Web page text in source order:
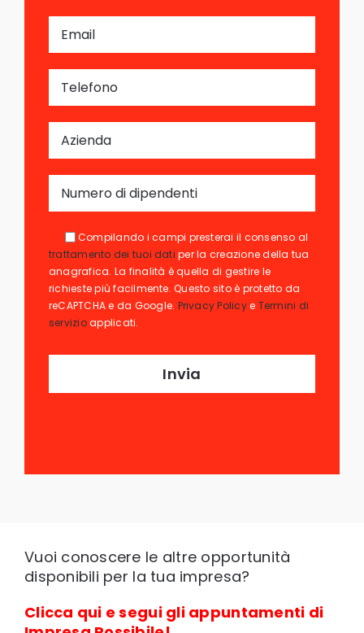
Compilando i campi presterai il consenso al
trattamento dei tuoi dati per la creazione della tua
anagrafica. La finalità è quella di gestire le
richieste più facilmente. Questo sito è protetto da
reCAPTCHA e da Google. Privacy Policye Termini di
servizioapplicati.
Vuoi conoscere le altre opportunità
disponibili per la tua impresa?
Clicca qui e segui gli appuntamenti di